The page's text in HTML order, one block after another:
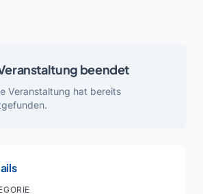
beendet
Veranstaltung hat bereits